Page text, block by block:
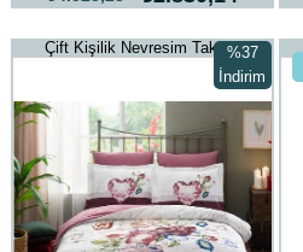
Çift Kişilik Nevresim Takımı%37
İndirim
%37İndirim